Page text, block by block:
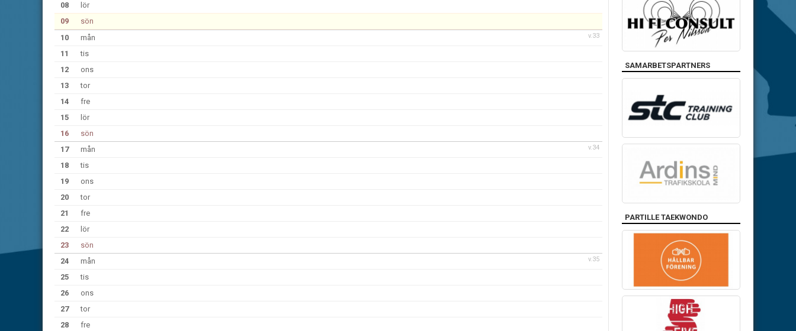
08
lör
09
sön
v.33
10
mån
11
tis
12
ons
13
tor
14
fre
15
lör
16
sön
v.34
17
mån
18
tis
19
ons
20
tor
21
fre
22
lör
23
sön
v.35
24
mån
25
tis
26
ons
27
tor
28
fre
SAMARBETSPARTNERS
PARTILLE TAEKWONDO